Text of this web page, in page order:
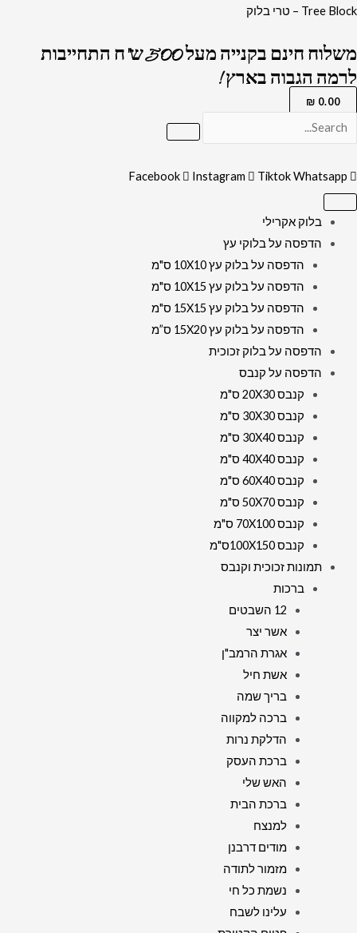
דילוג
Tree Block – טרי בלוק
משלוח חינם בקנייה מעל 500 ש"ח התחייבות
לרמה הגבוה בארץ !
0.00
₪
Facebook Instagram TiktokWhatsapp
בלוק אקרילי
הדפסה על בלוקי עץ
הדפסה על בלוק עץ 10X10 ס"מ
הדפסה על בלוק עץ 10X15 ס"מ
הדפסה על בלוק עץ 15X15 ס"מ
הדפסה על בלוק עץ 15X20 ס”מ
הדפסה על בלוק זכוכית
הדפסה על קנבס
קנבס 20X30 ס"מ
קנבס 30X30 ס"מ
קנבס 30X40 ס"מ
קנבס 40X40 ס"מ
קנבס 60X40 ס"מ
קנבס 50X70 ס"מ
קנבס 70X100 ס"מ
קנבס 100X150ס"מ
תמונות זכוכית וקנבס
ברכות
12 השבטים
אשר יצר
אגרת הרמב"ן
אשת חיל
בריך שמה
ברכה למקווה
הדלקת נרות
ברכת העסק
האש שלי
ברכת הבית
למנצח
מודים דרבנן
מזמור לתודה
נשמת כל חי
עלינו לשבח
כמות
2629
-
ברכת
מעוצבת
על
קנבס
זכוכית
מחוסמת